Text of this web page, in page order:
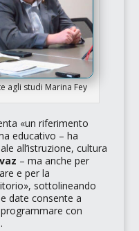
agli studi Marina Fey
«un riferimento
educativo – ha
all’istruzione, cultura
– ma anche per
e per la
, sottolineando
date consente a
con